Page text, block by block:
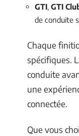
GTI, GTI
de conduite
Chaque
spécifiques.
conduite
une
connectée.
Que vous